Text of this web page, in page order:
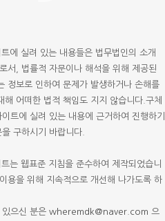
에 실려 있는 내용들은 법무법인의 소개
서, 법률적 자문이나 해석을 위해 제공된
정보로 인하여 문제가 발생하거나 손해를
어떠한 법적 책임도 지지 않습니다. 구체
트에 실려 있는 내용에 근거하여 진행하기
구하시기 바랍니다.
는 웹표준 지침을 준수하여 제작되었습니
용을 위해 지속적으로 개선해 나가도록 하
으신 분은 wheremdk@naver.com 으